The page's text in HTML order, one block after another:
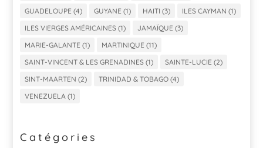
GUADELOUPE (4) GUYANE (1) HAITI (3) ILES CAYMAN (1)
ILES VIERGES AMÉRICAINES (1) JAMAÏQUE (3)
MARIE-GALANTE (1) MARTINIQUE (11)
SAINT-VINCENT & LES GRENADINES (1) SAINTE-LUCIE (2)
SINT-MAARTEN (2) TRINIDAD & TOBAGO (4)
VENEZUELA (1)
Catégories